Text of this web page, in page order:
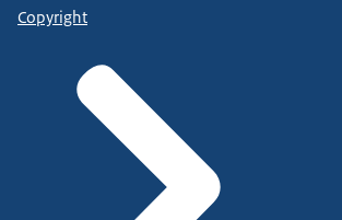
Copyright